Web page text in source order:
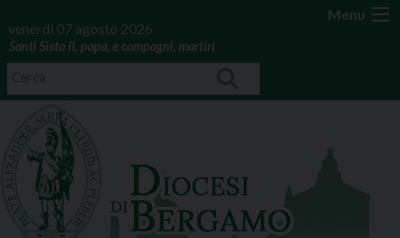
Menu
venerdì 07 agosto 2026
Santi Sisto II, papa, e compagni, martiri